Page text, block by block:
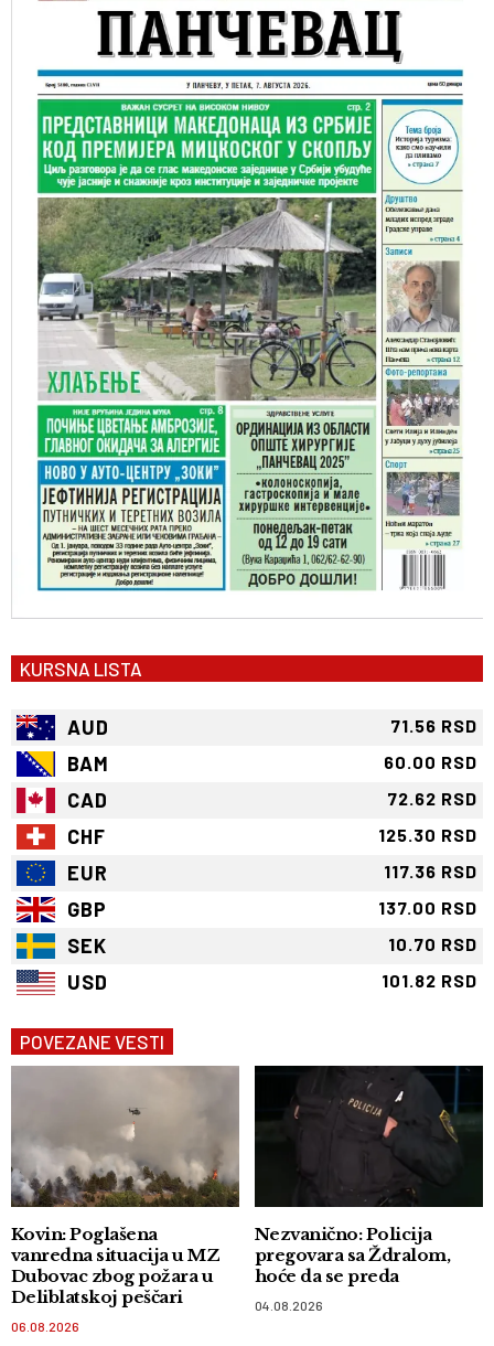
KURSNA LISTA
AUD 71.56 RSD
BAM 60.00 RSD
CAD 72.62 RSD
CHF 125.30 RSD
EUR 117.36 RSD
GBP 137.00 RSD
SEK 10.70 RSD
USD 101.82 RSD
POVEZANE VESTI
Kovin: Poglašena
vanredna situacija u MZ
Dubovac zbog požara u
Deliblatskoj peščari
06.08.2026
Nezvanično: Policija
pregovara sa Ždralom,
hoće da se preda
04.08.2026